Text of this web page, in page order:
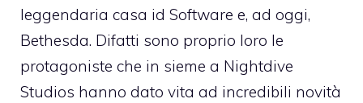
leggendaria casa id Software e, ad oggi,
Bethesda. Difatti sono proprio loro le
protagoniste che in sieme a Nightdive
Studios hanno dato vita ad incredibili novità